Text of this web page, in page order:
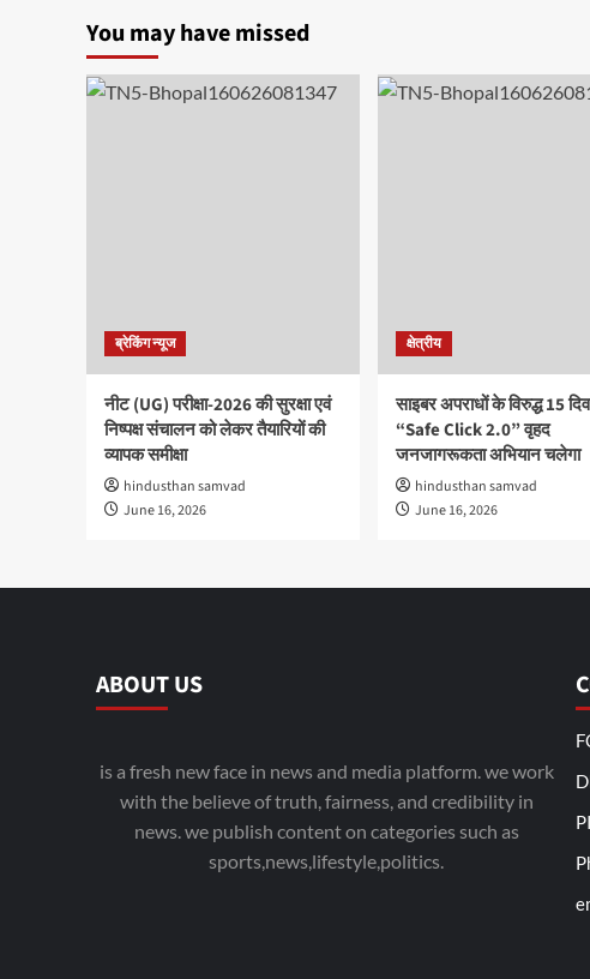
You may have missed
ब्रेकिंग न्यूज
नीट (UG) परीक्षा-2026 की सुरक्षा एवं
निष्पक्ष संचालन को लेकर तैयारियों की
व्यापक समीक्षा
hindusthan samvad
June 16, 2026
क्षेत्रीय
साइबर अपराधों के विरुद्ध 15
“Safe Click 2.0” वृहद
जनजागरूकता अभियान चलेगा
hindusthan samvad
June 16, 2026
ABOUT US
is a fresh new face in news and media platform. we work
with the believe of truth, fairness, and credibility in
news. we publish content on categories such as
sports,news,lifestyle,politics.